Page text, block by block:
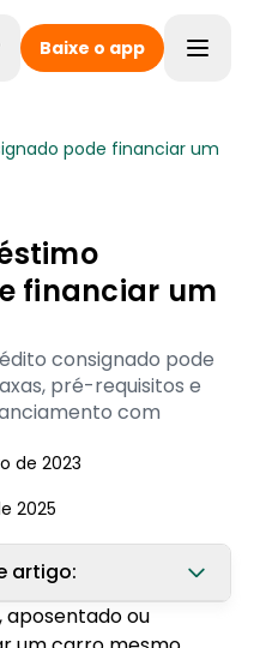
Baixe o app
pode financiar um
financiar um
consignado pode
pré-requisitos e
com
de 2023
2025
artigo:
com empréstimo
aposentado ou